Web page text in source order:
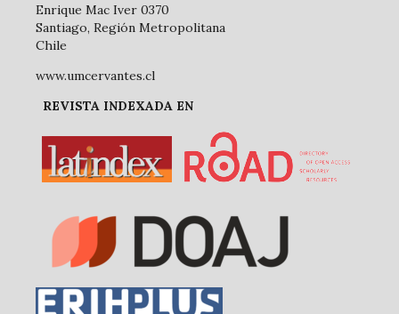
Enrique Mac Iver 0370
Santiago, Región Metropolitana
Chile
www.umcervantes.cl
REVISTA INDEXADA EN